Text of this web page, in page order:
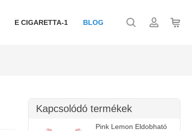
E CIGARETTA-1 BLOG
Kapcsolódó termékek
Pink Lemon Eldobható